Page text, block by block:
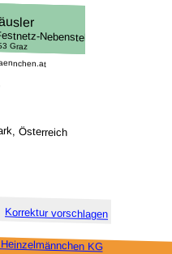
Österreich
Korrektur vor­schlagen
KG